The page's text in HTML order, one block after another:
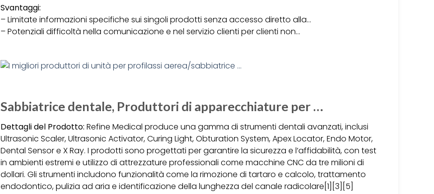
Svantaggi:
– Limitate informazioni specifiche sui singoli prodotti senza accesso diretto alla…
– Potenziali difficoltà nella comunicazione e nel servizio clienti per clienti non…
Sabbiatrice dentale, Produttori di apparecchiature per …
Dettagli del Prodotto: Refine Medical produce una gamma di strumenti dentali avanzati, inclusi
Ultrasonic Scaler, Ultrasonic Activator, Curing Light, Obturation System, Apex Locator, Endo Motor,
Dental Sensor e X Ray. I prodotti sono progettati per garantire la sicurezza e l’affidabilità, con test
in ambienti estremi e utilizzo di attrezzature professionali come macchine CNC da tre milioni di
dollari. Gli strumenti includono funzionalità come la rimozione di tartaro e calcolo, trattamento
endodontico, pulizia ad aria e identificazione della lunghezza del canale radicolare[1][3][5]